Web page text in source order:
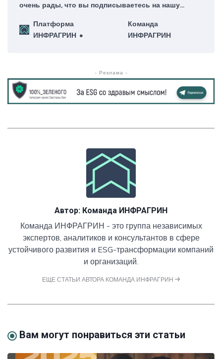
очень рады, что вы подписываетесь на нашу
честь!Платформа
ИНФРАГРИН
Команда
ИНФРАГРИН
- Реклама -
Автор: Команда ИНФРАГРИН
Команда ИНФРАГРИН - это группа независимых
экспертов, аналитиков и консультантов в сфере
устойчивого развития и ESG-трансформации компаний
и организаций.
ЕЩЕ СТАТЬИ АВТОРА КОМАНДА ИНФРАГРИН
Вам могут понравиться эти статьи